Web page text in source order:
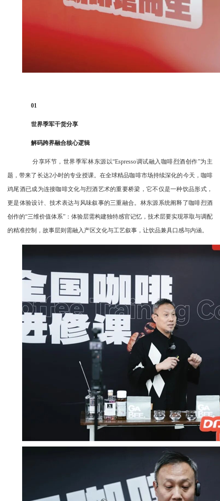
01
世界季军干货分享
解码跨界融合核心逻辑
分享环节，世界季军林东源以“Espresso调试融入咖啡烈酒创作”为主
题，带来了长达2小时的专业授课。在全球精品咖啡市场持续深化的今天，咖啡
鸡尾酒已成为连接咖啡文化与烈酒艺术的重要桥梁，它不仅是一种饮品形式，
更是体验设计、技术表达与风味叙事的三重融合。林东源系统阐释了咖啡烈酒
创作的“三维价值体系”：体验层需构建独特感官记忆，技术层要实现萃取与调配
的精准控制，故事层则需融入产区文化与工艺叙事，让饮品兼具口感与内涵。